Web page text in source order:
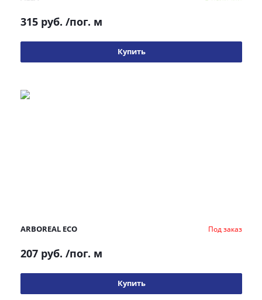
315 руб. /пог. м
Купить
ARBOREAL ECO Под заказ
207 руб. /пог. м
Купить